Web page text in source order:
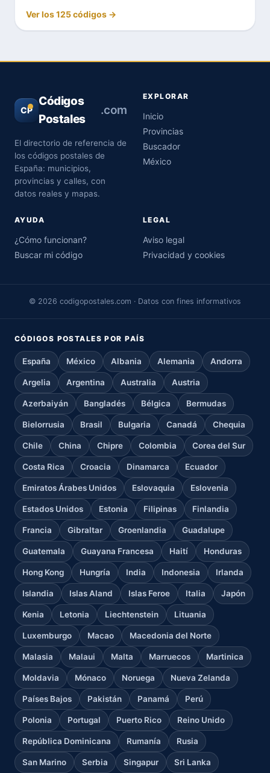
Ver los 125 códigos →
CP
Códigos
Postales
.com
El directorio de referencia de
los códigos postales de
España: municipios,
provincias y calles, con
datos reales y mapas.
EXPLORAR
Inicio
Provincias
Buscador
México
AYUDA
¿Cómo funcionan?
Buscar mi código
LEGAL
Aviso legal
Privacidad y cookies
© 2026 codigopostales.com · Datos con fines informativos
CÓDIGOS POSTALES POR PAÍS
España México Albania Alemania Andorra
Argelia Argentina Australia Austria
Azerbaiyán Bangladés Bélgica Bermudas
Bielorrusia Brasil Bulgaria Canadá Chequia
Chile China Chipre Colombia Corea del Sur
Costa Rica Croacia Dinamarca Ecuador
Emiratos Árabes Unidos Eslovaquia Eslovenia
Estados Unidos Estonia Filipinas Finlandia
Francia Gibraltar Groenlandia Guadalupe
Guatemala Guayana Francesa Haití Honduras
Hong Kong Hungría India Indonesia Irlanda
Islandia Islas Aland Islas Feroe Italia Japón
Kenia Letonia Liechtenstein Lituania
Luxemburgo Macao Macedonia del Norte
Malasia Malaui Malta Marruecos Martinica
Moldavia Mónaco Noruega Nueva Zelanda
Países Bajos Pakistán Panamá Perú
Polonia Portugal Puerto Rico Reino Unido
República Dominicana Rumanía Rusia
San Marino Serbia Singapur Sri Lanka